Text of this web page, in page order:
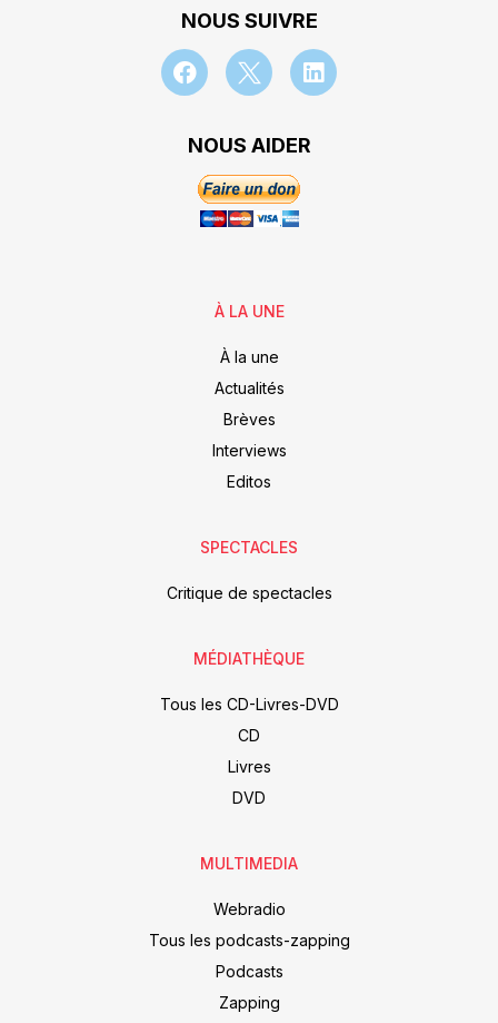
NOUS SUIVRE
NOUS AIDER
À LA UNE
À la une
Actualités
Brèves
Interviews
Editos
SPECTACLES
Critique de spectacles
MÉDIATHÈQUE
Tous les CD-Livres-DVD
CD
Livres
DVD
MULTIMEDIA
Webradio
Tous les podcasts-zapping
Podcasts
Zapping